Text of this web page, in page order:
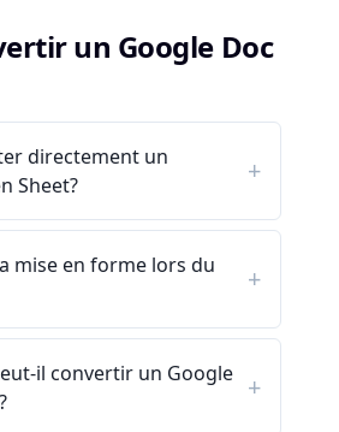
un Google Doc
directement un
Sheet?
mise en forme lors du
il convertir un Google